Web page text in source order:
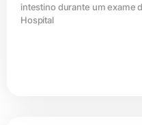
intestino durante um exame
Hospital